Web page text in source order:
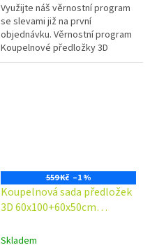
Využijte náš věrnostní program
se slevami již na první
objednávku. Věrnostní program
Koupelnové předložky 3D
okouzlí svým fototiskem,
559 Kč –1 %
Koupelnová sada předložek
3D 60x100+60x50cm
Skladem